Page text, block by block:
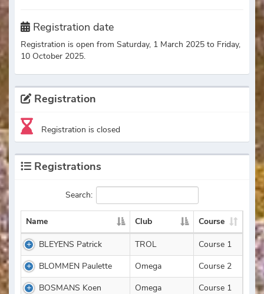
Registration date
Registration is open from Saturday, 1 March 2025 to Friday,
10 October 2025.
Registration
Registration is closed
Registrations
Search:
Name Club Course
BLEYENS Patrick TROL
Course 1
BLOMMEN Paulette
Omega
Course 2
BOSMANS Koen
Omega
Course 1